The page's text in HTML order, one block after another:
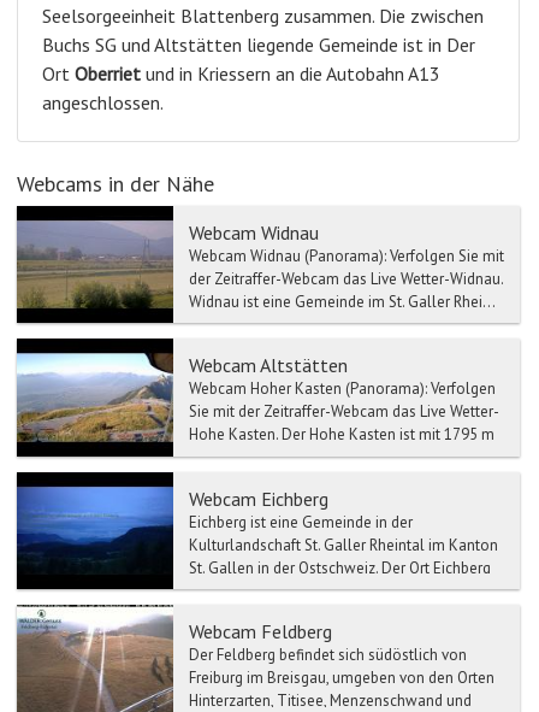
Seelsorgeeinheit Blattenberg zusammen. Die zwischen
Buchs SG und Altstätten liegende Gemeinde ist in Der
Ort Oberriet und in Kriessern an die Autobahn A13
angeschlossen.
Webcams in der Nähe
Webcam Widnau
Webcam Widnau (Panorama): Verfolgen Sie mit
der Zeitraffer-Webcam das Live Wetter-Widnau.
Widnau ist eine Gemeinde im St. Galler Rhei...
Webcam Altstätten
Webcam Hoher Kasten (Panorama): Verfolgen
Sie mit der Zeitraffer-Webcam das Live Wetter-
Hohe Kasten. Der Hohe Kasten ist mit 1795 m
d...
Webcam Eichberg
Eichberg ist eine Gemeinde in der
Kulturlandschaft St. Galler Rheintal im Kanton
St. Gallen in der Ostschweiz. Der Ort Eichberg
gehört politisch zu...
Webcam Feldberg
Der Feldberg befindet sich südöstlich von
Freiburg im Breisgau, umgeben von den Orten
Hinterzarten, Titisee, Menzenschwand und